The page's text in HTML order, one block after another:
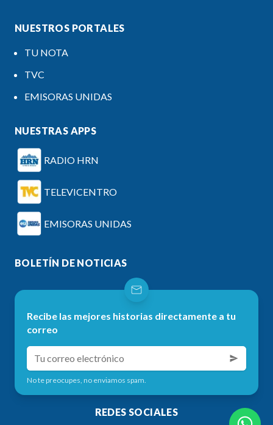
NUESTROS PORTALES
TU NOTA
TVC
EMISORAS UNIDAS
NUESTRAS APPS
RADIO HRN
TELEVICENTRO
EMISORAS UNIDAS
BOLETÍN DE NOTICIAS
Recibe las mejores historias directamente a tu
correo
No te preocupes, no enviamos spam.
REDES SOCIALES